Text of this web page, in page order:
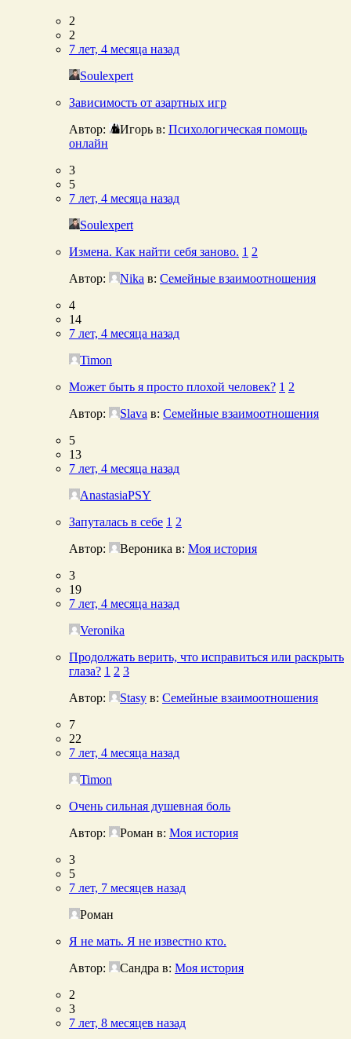
2
2
7 лет, 4 месяца назад
Soulexpert
Зависимость от азартных игр
Автор:
Игорь в: Психологическая помощь
онлайн
3
5
7 лет, 4 месяца назад
Soulexpert
Измена. Как найти себя заново. 1 2
Автор:
Nika в: Семейные взаимоотношения
4
14
7 лет, 4 месяца назад
Timon
Может быть я просто плохой человек? 1 2
Автор:
Slava в: Семейные взаимоотношения
5
13
7 лет, 4 месяца назад
AnastasiaPSY
Запуталась в себе 1 2
Автор:
Вероника в: Моя история
3
19
7 лет, 4 месяца назад
Veronika
Продолжать верить, что исправиться или раскрыть
глаза? 1 2 3
Автор:
Stasy в: Семейные взаимоотношения
7
22
7 лет, 4 месяца назад
Timon
Очень сильная душевная боль
Автор:
Роман в: Моя история
3
5
7 лет, 7 месяцев назад
Роман
Я не мать. Я не известно кто.
Автор:
Сандра в: Моя история
2
3
7 лет, 8 месяцев назад